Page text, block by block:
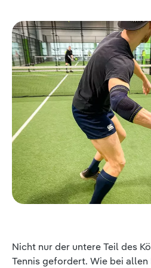
Nicht nur der untere Teil des
Tennis gefordert. Wie bei